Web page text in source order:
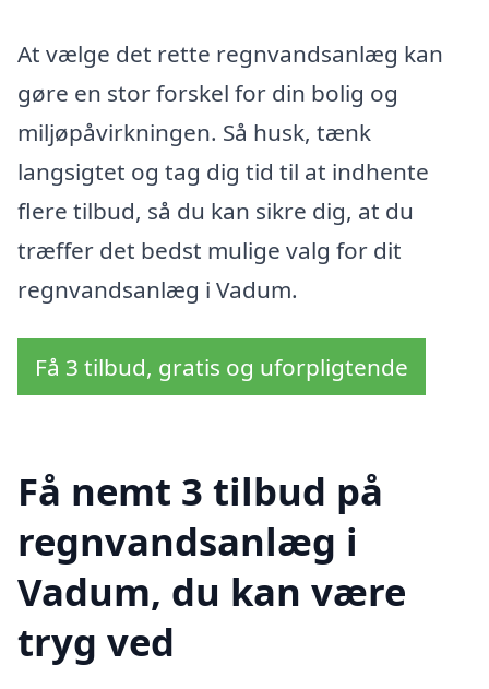
At vælge det rette regnvandsanlæg kan
gøre en stor forskel for din bolig og
miljøpåvirkningen. Så husk, tænk
langsigtet og tag dig tid til at indhente
flere tilbud, så du kan sikre dig, at du
træffer det bedst mulige valg for dit
regnvandsanlæg i Vadum.
Få 3 tilbud, gratis og uforpligtende
Få nemt 3 tilbud på
regnvandsanlæg i
Vadum, du kan være
tryg ved